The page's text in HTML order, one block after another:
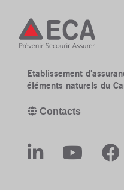
Etablissement
éléments naturels du
Contacts